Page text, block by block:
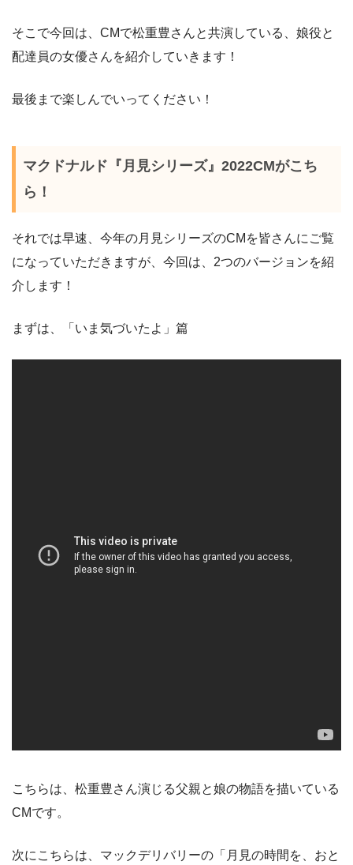
そこで今回は、CMで松重豊さんと共演している、娘役と
配達員の女優さんを紹介していきます！
最後まで楽しんでいってください！
マクドナルド『月見シリーズ』2022CMがこち
ら！
それでは早速、今年の月見シリーズのCMを皆さんにご覧
になっていただきますが、今回は、2つのバージョンを紹
介します！
まずは、「いま気づいたよ」篇
こちらは、松重豊さん演じる父親と娘の物語を描いている
CMです。
次にこちらは、マックデリバリーの「月見の時間を、おと